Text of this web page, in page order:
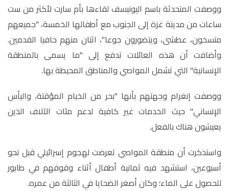
ووصفت المتحدثة باسم اليونيسف لقاءها بأم سارت لأكثر من ست
ساعات من مدينة غزة إلى الجنوب مع أطفالها الخمسة، "جميعهم
متسخون، عطشى، ويتضورون جوعا"، اثنان منهم حافيا القدمين.
وأضافت أن هذه العائلات تدفع إلى "ما يسمى بالمنطقة
الإنسانية" التي تشمل المواصي والمناطق المحيطة بها.
ووصفت إنغرام وجهتهم بأنها "بحر من الخيام المؤقتة، واليأس
الإنساني" حيث الخدمات غير كافية لدعم مئات الآلاف الذين
يعيشون هناك بالفعل.
واستذكرت أن منطقة المواصي تعرضت لهجوم إسرائيلي قبل نحو
أسبوعين، استشهد فيه ثمانية أطفال أثناء وقوفهم في طابور
للحصول على الماء؛ وكان أصغر الضحايا في الثالثة من عمره.